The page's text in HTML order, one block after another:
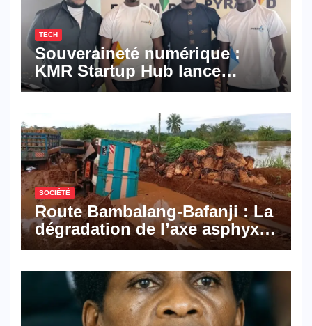
TECH
Souveraineté numérique :
KMR Startup Hub lance
Pyramid Browser et Pyramid
numériques made in
Cameroon
SOCIÉTÉ
Route Bambalang-Bafanji : La
dégradation de l’axe asphyxie
les activités économiques